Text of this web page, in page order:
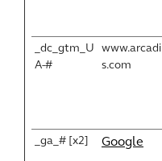
_dc_gtm_U
A-#
www.arcadi
s.com
_ga_# [x2] Google